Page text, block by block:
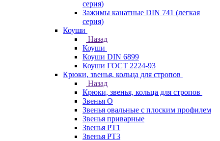
серия)
Зажимы канатные DIN 741 (легкая
серия)
Коуши
Назад
Коуши
Коуши DIN 6899
Коуши ГОСТ 2224-93
Крюки, звенья, кольца для стропов
Назад
Крюки, звенья, кольца для стропов
Звенья О
Звенья овальные с плоским профилем
Звенья приварные
Звенья РТ1
Звенья РТ3